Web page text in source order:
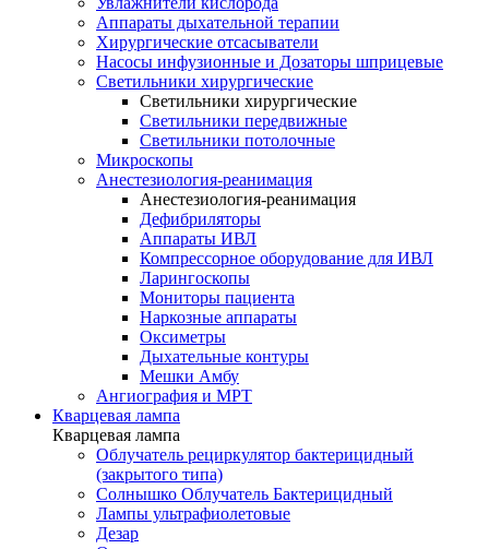
Аппараты дыхательной терапии
Хирургические отсасыватели
Насосы инфузионные и Дозаторы шприцевые
Светильники хирургические
Светильники хирургические
Светильники передвижные
Светильники потолочные
Микроскопы
Анестезиология-реанимация
Анестезиология-реанимация
Дефибриляторы
Аппараты ИВЛ
Компрессорное оборудование для ИВЛ
Ларингоскопы
Мониторы пациента
Наркозные аппараты
Оксиметры
Дыхательные контуры
Мешки Амбу
Ангиография и МРТ
Кварцевая лампа
Кварцевая лампа
Облучатель рециркулятор бактерицидный
(закрытого типа)
Солнышко Облучатель Бактерицидный
Лампы ультрафиолетовые
Дезар